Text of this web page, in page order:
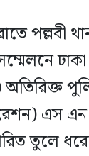
পল্লবী
এস
তুলে